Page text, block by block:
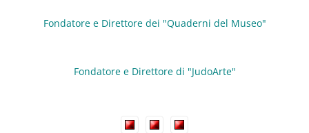
Fondatore e Direttore dei "Quaderni del Museo"
Fondatore e Direttore di "JudoArte"